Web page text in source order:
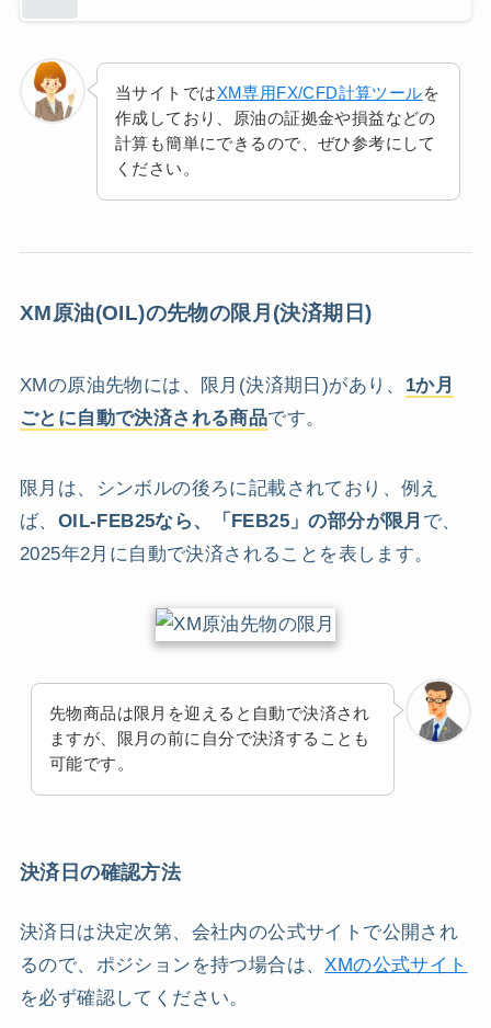
当サイトではXM専用FX/CFD計算ツールを
作成しており、原油の証拠金や損益などの
計算も簡単にできるので、ぜひ参考にして
ください。
XM原油(OIL)の先物の限月(決済期日)
XMの原油先物には、限月(決済期日)があり、 1か月
ごとに自動で決済される商品です。
限月は、シンボルの後ろに記載されており、例え
ば、 OIL-FEB25なら、「FEB25」の部分が限月 で、
2025年2月に自動で決済されることを表します。
先物商品は限月を迎えると自動で決済され
ますが、限月の前に自分で決済することも
可能です。
決済日の確認方法
決済日は決定次第、会社内の公式サイトで公開され
るので、ポジションを持つ場合は、 XMの公式サイト
を必ず確認してください。